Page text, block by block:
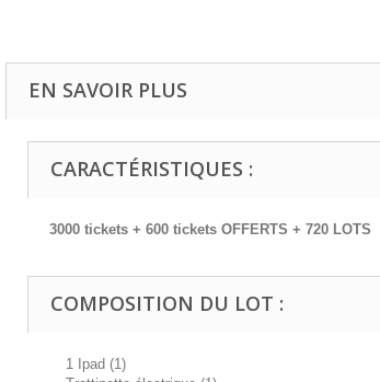
EN SAVOIR PLUS
CARACTÉRISTIQUES :
3000 tickets + 600 tickets OFFERTS + 720 LOTS
COMPOSITION DU LOT :
1 Ipad (1)